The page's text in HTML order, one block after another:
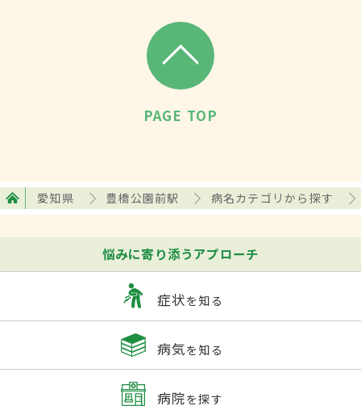
PAGE TOP
愛知県 豊橋公園前駅 病名カテゴリから探す
悩みに寄り添うアプローチ
症状を知る
病気を知る
病院を探す